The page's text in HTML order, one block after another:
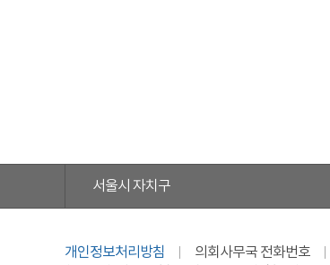
서울시 자치구
개인정보처리방침 의회사무국 전화번호